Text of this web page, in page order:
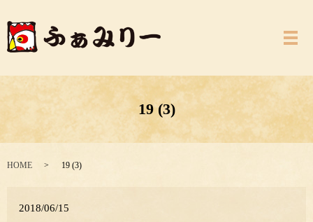
メ
19 (3)
HOME 19 (3)
2018/06/15